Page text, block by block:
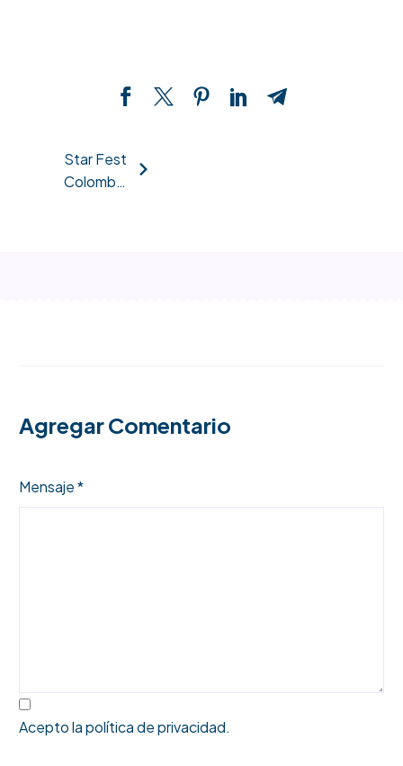
Navegación
Star Fest
Colombia
Agregar Comentario
Mensaje *
Acepto lapolítica de privacidad.